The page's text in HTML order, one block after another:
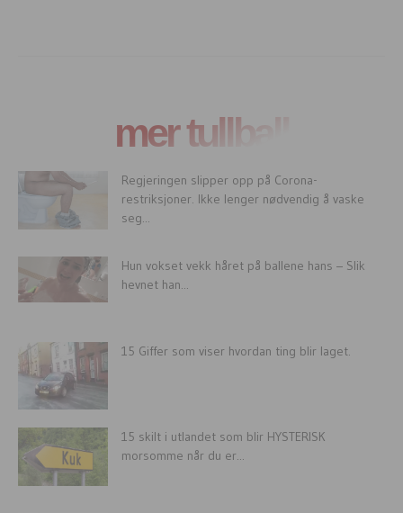
mer tullball
Regjeringen slipper opp på Corona-
restriksjoner. Ikke lenger nødvendig å vaske
seg...
Hun vokset vekk håret på ballene hans – Slik
hevnet han...
15 Giffer som viser hvordan ting blir laget.
15 skilt i utlandet som blir HYSTERISK
morsomme når du er...